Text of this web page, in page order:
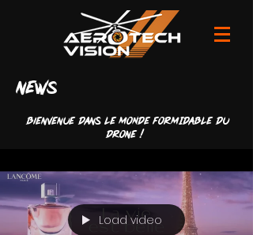
news
Bienvenue dans LE MONDE FORMIDABLE du
drone !
Load video